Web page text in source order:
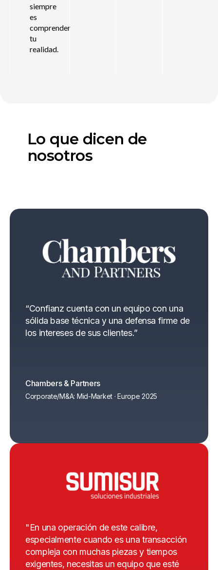
siempre
es
comprender
tu
realidad.
Lo que dicen de
nosotros
“Confianz cuenta con un equipo con una
sólida base técnica y una defensa firme de
los intereses de sus clientes.”
Chambers & Partners
Corporate/M&A: Mid-Market · Europe 2025
"En una operación de este calibre,
especialmente cuando es una transacción
compleja con muchas piezas y tiempos
exigentes, necesitas un equipo que esté